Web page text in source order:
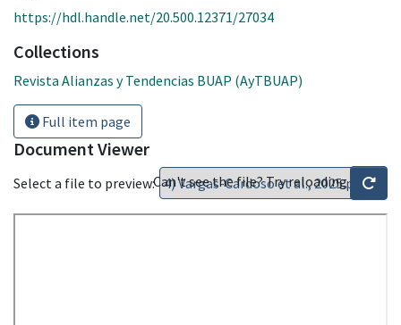
https://hdl.handle.net/20.500.12371/27034
Collections
Revista Alianzas y Tendencias BUAP (AyTBUAP)
Full item page
Document Viewer
Select a file to preview:Can't see the file? Try reloading